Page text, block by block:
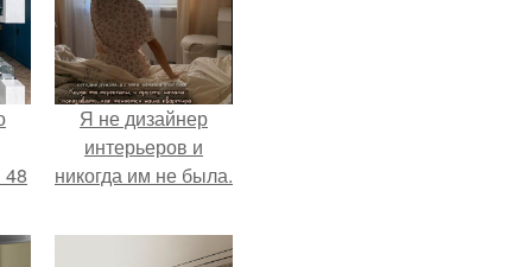
48
Я не дизайнер
интерьеров и
никогда им не была.